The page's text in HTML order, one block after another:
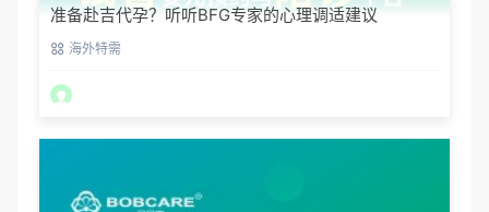
准备赴吉代孕？听听BFG专家的心理调适建议
海外特需